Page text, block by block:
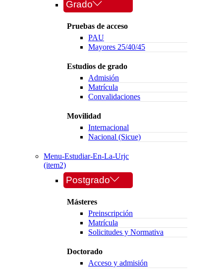
Grado
Pruebas de acceso
PAU
Mayores 25/40/45
Estudios de grado
Admisión
Matrícula
Convalidaciones
Movilidad
Internacional
Nacional (Sicue)
Menu-Estudiar-En-La-Urjc
(item2)
Postgrado
Másteres
Preinscripción
Matrícula
Solicitudes y Normativa
Doctorado
Acceso y admisión